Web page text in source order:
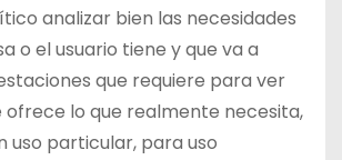
analizar bien las necesidades
o el usuario tiene y que va a
que requiere para ver
ofrece lo que realmente necesita,
uso particular, para uso